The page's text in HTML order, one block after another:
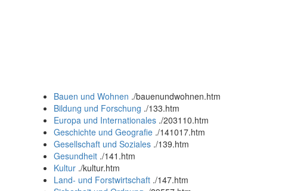
Bauen und Wohnen ./bauenundwohnen.htm
Bildung und Forschung ./133.htm
Europa und Internationales ./203110.htm
Geschichte und Geografie ./141017.htm
Gesellschaft und Soziales ./139.htm
Gesundheit ./141.htm
Kultur ./kultur.htm
Land- und Forstwirtschaft ./147.htm